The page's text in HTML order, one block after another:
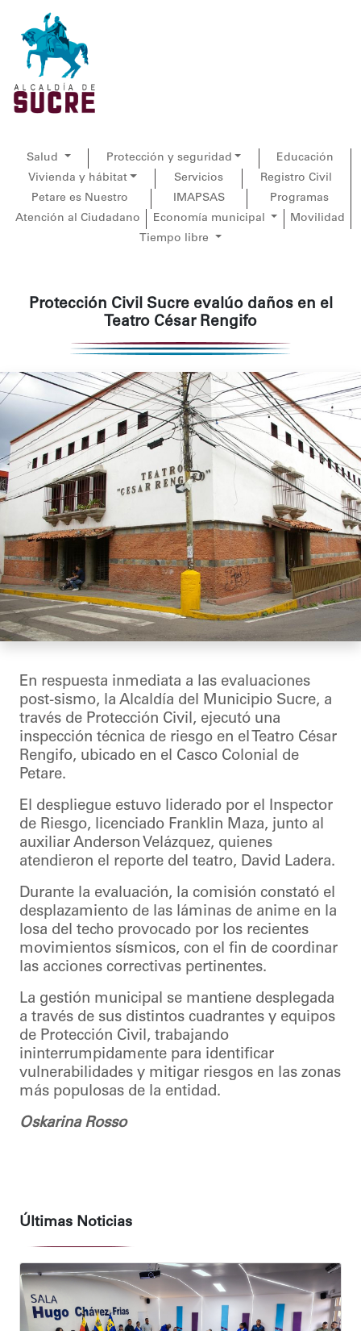
Salud Protección y seguridad
Educación
Vivienda y hábitat
Servicios
Registro Civil
Petare es Nuestro
IMAPSAS
Programas
Atención al Ciudadano
Economía municipal
Movilidad
Tiempo libre
Protección Civil Sucre evalúo daños en el
Teatro César Rengifo
En respuesta inmediata a las evaluaciones
post-sismo, la Alcaldía del Municipio Sucre, a
través de Protección Civil, ejecutó una
inspección técnica de riesgo en el Teatro César
Rengifo, ubicado en el Casco Colonial de
Petare.
El despliegue estuvo liderado por el Inspector
de Riesgo, licenciado Franklin Maza, junto al
auxiliar Anderson Velázquez, quienes
atendieron el reporte del teatro, David Ladera.
Durante la evaluación, la comisión constató el
desplazamiento de las láminas de anime en la
losa del techo provocado por los recientes
movimientos sísmicos, con el fin de coordinar
las acciones correctivas pertinentes.
La gestión municipal se mantiene desplegada
a través de sus distintos cuadrantes y equipos
de Protección Civil, trabajando
ininterrumpidamente para identificar
vulnerabilidades y mitigar riesgos en las zonas
más populosas de la entidad.
Oskarina Rosso
Últimas Noticias